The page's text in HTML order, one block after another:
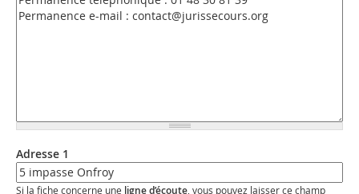
Adresse 1
Si la fiche concerne une ligne d’écoute , vous pouvez laisser ce champ